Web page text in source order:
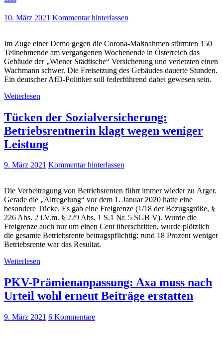
10. März 2021 Kommentar hinterlassen
Im Zuge einer Demo gegen die Corona-Maßnahmen stürmten 150
Teilnehmende am vergangenen Wochenende in Österreich das
Gebäude der „Wiener Städtische“ Versicherung und verletzten einen
Wachmann schwer. Die Freisetzung des Gebäudes dauerte Stunden.
Ein deutscher AfD-Politiker soll federführend dabei gewesen sein.
Weiterlesen
Tücken der Sozialversicherung:
Betriebsrentnerin klagt wegen weniger
Leistung
9. März 2021 Kommentar hinterlassen
Die Verbeitragung von Betriebsrenten führt immer wieder zu Ärger.
Gerade die „Altregelung“ vor dem 1. Januar 2020 hatte eine
besondere Tücke. Es gab eine Freigrenze (1/18 der Bezugsgröße, §
226 Abs. 2 i.V.m. § 229 Abs. 1 S.1 Nr. 5 SGB V). Wurde die
Freigrenze auch nur um einen Cent überschritten, wurde plötzlich
die gesamte Betriebsrente beitragspflichtig: rund 18 Prozent weniger
Betriebsrente war das Resultat.
Weiterlesen
PKV-Prämienanpassung: Axa muss nach
Urteil wohl erneut Beiträge erstatten
9. März 2021 6 Kommentare